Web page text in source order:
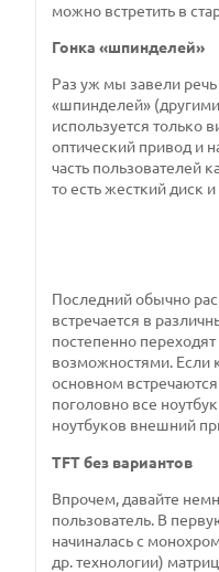
можно встретить в
Гонка «шпинделей»
Раз уж мы завели
«шпинделей»
используется только
оптический привод и
часть пользователей
то есть жесткий диск
Последний обычно
встречается в
постепенно
возможностями. Если
основном
поголовно все
ноутбуков внешний
TFT без вариантов
Впрочем, давайте
пользователь. В
начиналась с
др. технологии)